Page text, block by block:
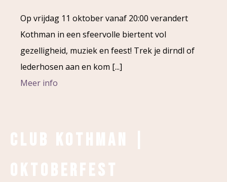
Op vrijdag 11 oktober vanaf 20:00 verandert
Kothman in een sfeervolle biertent vol
gezelligheid, muziek en feest! Trek je dirndl of
lederhosen aan en kom [...]
Meer info
Club Kothman |
Oktoberfest